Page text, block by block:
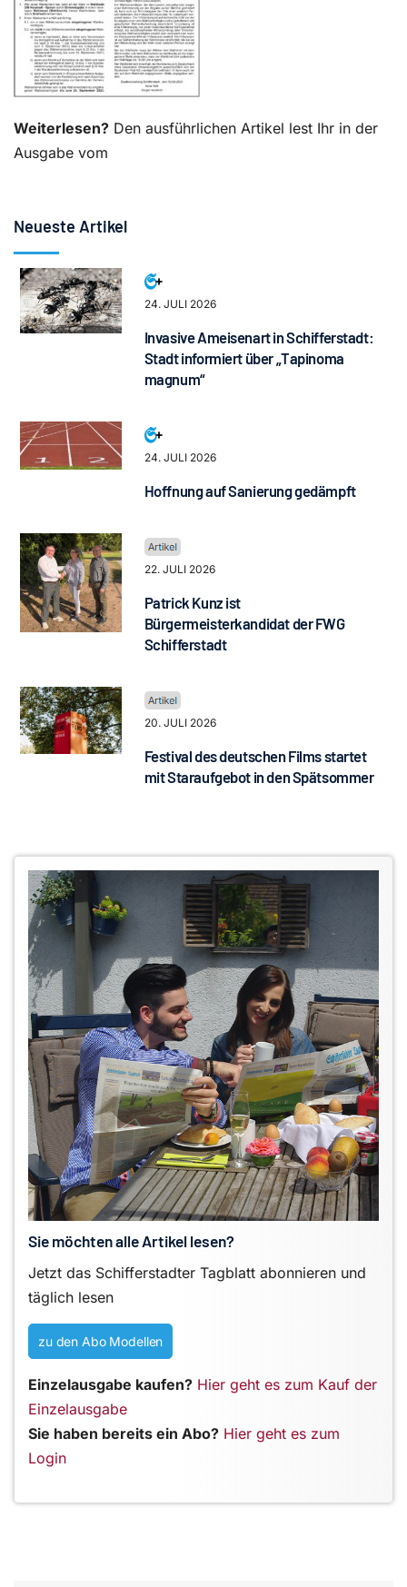
Weiterlesen? Den ausführlichen Artikel lest Ihr in der
Ausgabe vom
Neueste Artikel
24. JULI 2026
Invasive Ameisenart in Schifferstadt:
Stadt informiert über „Tapinoma
magnum“
24. JULI 2026
Hoffnung auf Sanierung gedämpft
22. JULI 2026
Patrick Kunz ist
Bürgermeisterkandidat der FWG
Schifferstadt
20. JULI 2026
Festival des deutschen Films startet
mit Staraufgebot in den Spätsommer
Sie möchten alle Artikel lesen?
Jetzt das Schifferstadter Tagblatt abonnieren und
täglich lesen
zu den Abo Modellen
Einzelausgabe kaufen? Hier geht es zum Kauf der
Einzelausgabe
Sie haben bereits ein Abo? Hier geht es zum
Login